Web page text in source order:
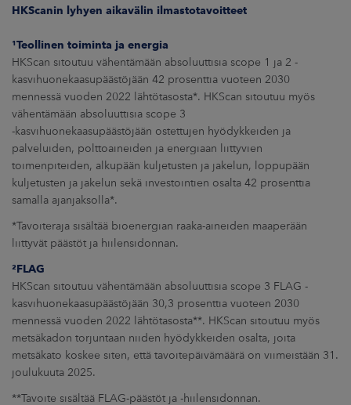
HKScanin lyhyen aikavälin ilmastotavoitteet
¹Teollinen toiminta ja energia
HKScan sitoutuu vähentämään absoluuttisia scope 1 ja 2 -
kasvihuonekaasupäästöjään 42 prosenttia vuoteen 2030
mennessä vuoden 2022 lähtötasosta*. HKScan sitoutuu myös
vähentämään absoluuttisia scope 3
-kasvihuonekaasupäästöjään ostettujen hyödykkeiden ja
palveluiden, polttoaineiden ja energiaan liittyvien
toimenpiteiden, alkupään kuljetusten ja jakelun, loppupään
kuljetusten ja jakelun sekä investointien osalta 42 prosenttia
samalla ajanjaksolla*.
*Tavoiteraja sisältää bioenergian raaka-aineiden maaperään
liittyvät päästöt ja hiilensidonnan.
²FLAG
HKScan sitoutuu vähentämään absoluuttisia scope 3 FLAG -
kasvihuonekaasupäästöjään 30,3 prosenttia vuoteen 2030
mennessä vuoden 2022 lähtötasosta**. HKScan sitoutuu myös
metsäkadon torjuntaan niiden hyödykkeiden osalta, joita
metsäkato koskee siten, että tavoitepäivämäärä on viimeistään 31.
joulukuuta 2025.
**Tavoite sisältää FLAG-päästöt ja -hiilensidonnan.